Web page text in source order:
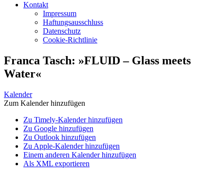
Kontakt
Impressum
Haftungsausschluss
Datenschutz
Cookie-Richtlinie
Franca Tasch: »FLUID – Glass meets
Water«
Kalender
Zum Kalender hinzufügen
Zu Timely-Kalender hinzufügen
Zu Google hinzufügen
Zu Outlook hinzufügen
Zu Apple-Kalender hinzufügen
Einem anderen Kalender hinzufügen
Als XML exportieren